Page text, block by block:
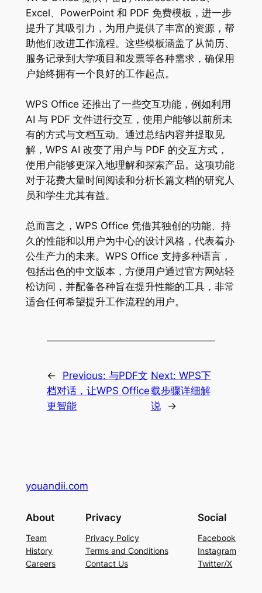
Excel、PowerPoint 和 PDF 免费模板，进一步
提升了其吸引力，为用户提供了丰富的资源，帮
助他们改进工作流程。这些模板涵盖了从简历、
服务记录到大学项目和发票等各种需求，确保用
户始终拥有一个良好的工作起点。
WPS Office 还推出了一些交互功能，例如利用
AI 与 PDF 文件进行交互，使用户能够以前所未
有的方式与文档互动。通过总结内容并提取见
解，WPS AI 改变了用户与 PDF 的交互方式，
使用户能够更深入地理解和探索产品。这项功能
对于花费大量时间阅读和分析长篇文档的研究人
员和学生尤其有益。
总而言之，WPS Office 凭借其独创的功能、持
久的性能和以用户为中心的设计风格，代表着办
公生产力的未来。WPS Office 支持多种语言，
包括出色的中文版本，方便用户通过官方网站轻
松访问，并配备各种旨在提升性能的工具，非常
适合任何希望提升工作流程的用户。
← Previous: 与PDF文
档对话，让WPS Office
更智能
Next: WPS下
载步骤详细解
说
→
youandii.com
About
Team
History
Careers
Privacy
Privacy Policy
Terms and Conditions
Contact Us
Social
Facebook
Instagram
Twitter/X